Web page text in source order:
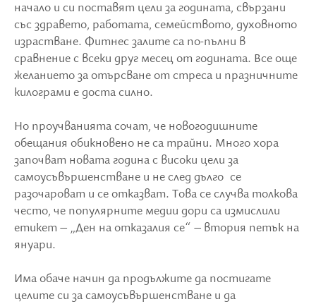
начало и си поставят цели за годината, свързани
със здравето, работата, семейството, духовното
израстване. Фитнес залите са по-пълни в
сравнение с всеки друг месец от годината. Все още
желанието за отърсване от стреса и празничните
килограми е доста силно.
Но проучванията сочат, че новогодишните
обещания обикновено не са трайни. Много хора
започват новата година с високи цели за
самоусъвършенстване и не след дълго се
разочароват и се отказват. Това се случва толкова
често, че популярните медии дори са измислили
етикет – „Ден на отказалия се“ – втория петък на
януари.
Има обаче начин да продължите да постигате
целите си за самоусъвършенстване и да